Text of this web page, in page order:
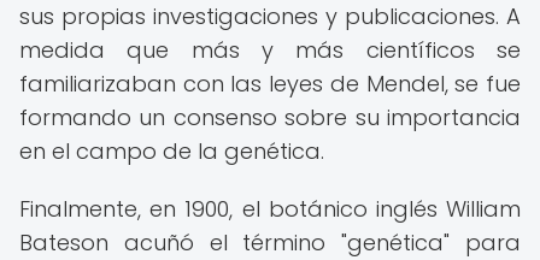
sus propias investigaciones y publicaciones. A
medida que más y más científicos se
familiarizaban con las leyes de Mendel, se fue
formando un consenso sobre su importancia
en el campo de la genética.
Finalmente, en 1900, el botánico inglés William
Bateson acuñó el término "genética" para